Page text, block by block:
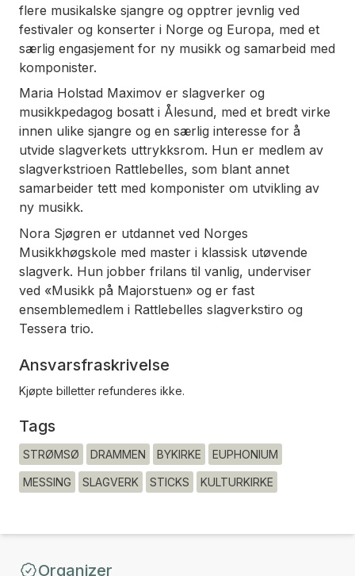
flere musikalske sjangre og opptrer jevnlig ved
festivaler og konserter i Norge og Europa, med et
særlig engasjement for ny musikk og samarbeid med
komponister.
Maria Holstad Maximov er slagverker og
musikkpedagog bosatt i Ålesund, med et bredt virke
innen ulike sjangre og en særlig interesse for å
utvide slagverkets uttrykksrom. Hun er medlem av
slagverkstrioen Rattlebelles, som blant annet
samarbeider tett med komponister om utvikling av
ny musikk.
Nora Sjøgren er utdannet ved Norges
Musikkhøgskole med master i klassisk utøvende
slagverk. Hun jobber frilans til vanlig, underviser
ved «Musikk på Majorstuen» og er fast
ensemblemedlem i Rattlebelles slagverkstiro og
Tessera trio.
Ansvarsfraskrivelse
Kjøpte billetter refunderes ikke.
Tags
STRØMSØ DRAMMEN BYKIRKE EUPHONIUM
MESSING SLAGVERK STICKS KULTURKIRKE
Organizer